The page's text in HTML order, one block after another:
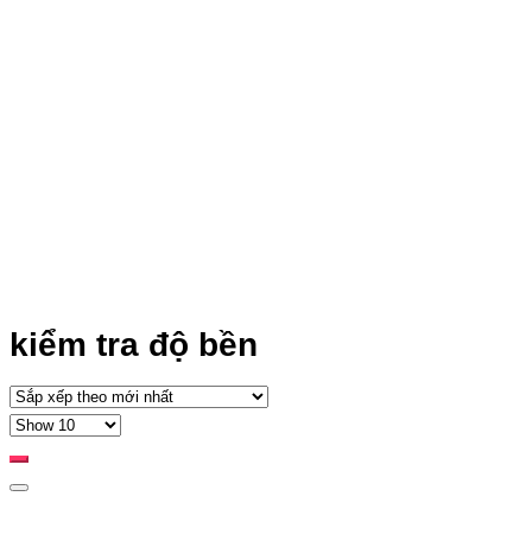
kiểm tra độ bền